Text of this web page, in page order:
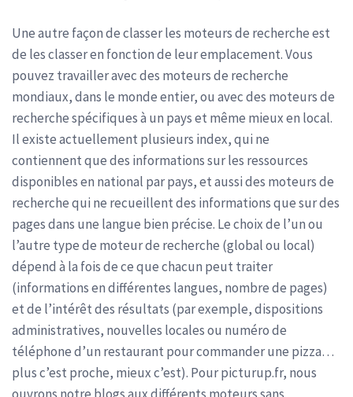
Une autre façon de classer les moteurs de recherche est
de les classer en fonction de leur emplacement. Vous
pouvez travailler avec des moteurs de recherche
mondiaux, dans le monde entier, ou avec des moteurs de
recherche spécifiques à un pays et même mieux en local.
Il existe actuellement plusieurs index, qui ne
contiennent que des informations sur les ressources
disponibles en national par pays, et aussi des moteurs de
recherche qui ne recueillent des informations que sur des
pages dans une langue bien précise. Le choix de l’un ou
l’autre type de moteur de recherche (global ou local)
dépend à la fois de ce que chacun peut traiter
(informations en différentes langues, nombre de pages)
et de l’intérêt des résultats (par exemple, dispositions
administratives, nouvelles locales ou numéro de
téléphone d’un restaurant pour commander une pizza…
plus c’est proche, mieux c’est). Pour picturup.fr, nous